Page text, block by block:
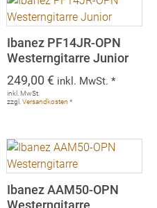
Ibanez PF14JR-OPN
Westerngitarre Junior
249,00€ inkl. MwSt. *
inkl. MwSt.
zzgl.Versandkosten *
Ibanez AAM50-OPN
Westerngitarre